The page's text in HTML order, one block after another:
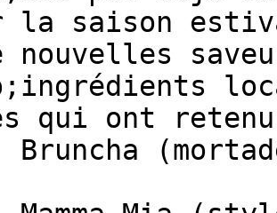
la saison
nouvelles
qui ont
Bruncha